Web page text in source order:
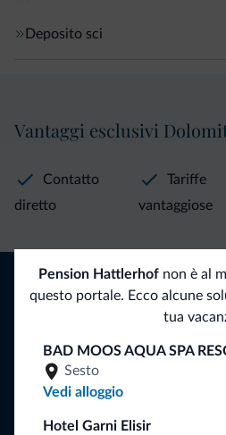
Deposito sci
Pension Hattlerhof non è al
questo portale. Ecco alcune
tua
BAD MOOS AQUA SPA
Sesto
Vedi alloggio
Hotel Garni Elisir
Vantaggi esclusivi
Contatto
diretto
Tariffe
vantaggiose
Consigli dalle
Riceverai informazioni, offerte